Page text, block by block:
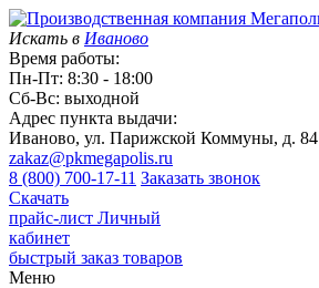
Искать в Иваново
Время работы:
Пн-Пт: 8:30 - 18:00
Сб-Вс: выходной
Адрес пункта выдачи:
Иваново, ул. Парижской Коммуны, д. 84
zakaz@pkmegapolis.ru
8 (800) 700-17-11 Заказать звонок
Скачать
прайс-лист Личный
кабинет
быстрый заказ товаров
Меню